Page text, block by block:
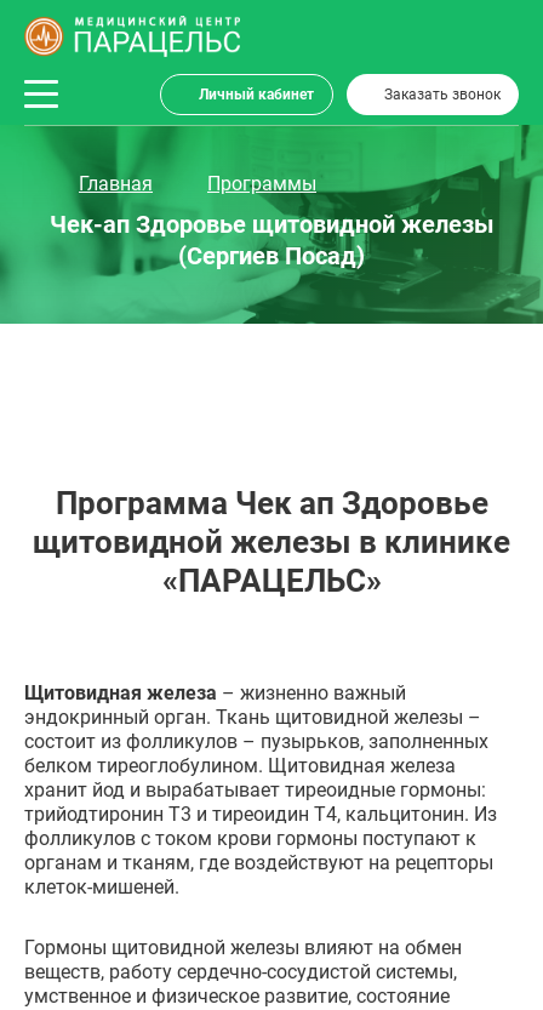
Личный кабинет Заказать звонок
Главная Программы
Чек-ап Здоровье щитовидной железы
(Сергиев Посад)
Программа Чек ап Здоровье
щитовидной железы в клинике
«ПАРАЦЕЛЬС»
Щитовидная железа – жизненно важный
эндокринный орган. Ткань щитовидной железы –
состоит из фолликулов – пузырьков, заполненных
белком тиреоглобулином. Щитовидная железа
хранит йод и вырабатывает тиреоидные гормоны:
трийодтиронин Т3 и тиреоидин Т4, кальцитонин. Из
фолликулов с током крови гормоны поступают к
органам и тканям, где воздействуют на рецепторы
клеток-мишеней.
Гормоны щитовидной железы влияют на обмен
веществ, работу сердечно-сосудистой системы,
умственное и физическое развитие, состояние